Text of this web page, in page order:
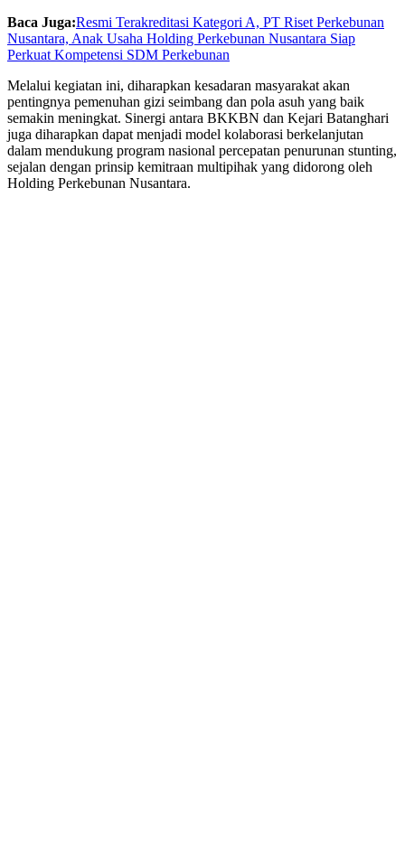
Baca Juga:Resmi Terakreditasi Kategori A, PT Riset Perkebunan
Nusantara, Anak Usaha Holding Perkebunan Nusantara Siap
Perkuat Kompetensi SDM Perkebunan
Melalui kegiatan ini, diharapkan kesadaran masyarakat akan
pentingnya pemenuhan gizi seimbang dan pola asuh yang baik
semakin meningkat. Sinergi antara BKKBN dan Kejari Batanghari
juga diharapkan dapat menjadi model kolaborasi berkelanjutan
dalam mendukung program nasional percepatan penurunan stunting,
sejalan dengan prinsip kemitraan multipihak yang didorong oleh
Holding Perkebunan Nusantara.